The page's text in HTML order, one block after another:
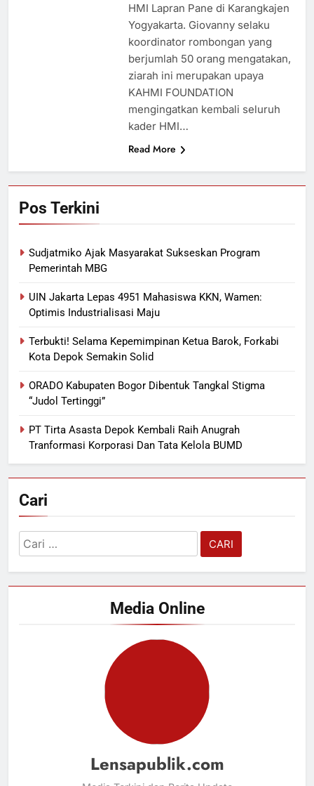
HMI Lapran Pane di Karangkajen
Yogyakarta. Giovanny selaku
koordinator rombongan yang
berjumlah 50 orang mengatakan,
ziarah ini merupakan upaya
KAHMI FOUNDATION
mengingatkan kembali seluruh
kader HMI…
Read More
Pos Terkini
Sudjatmiko Ajak Masyarakat Sukseskan Program
Pemerintah MBG
UIN Jakarta Lepas 4951 Mahasiswa KKN, Wamen:
Optimis Industrialisasi Maju
Terbukti! Selama Kepemimpinan Ketua Barok, Forkabi
Kota Depok Semakin Solid
ORADO Kabupaten Bogor Dibentuk Tangkal Stigma
“Judol Tertinggi”
PT Tirta Asasta Depok Kembali Raih Anugrah
Tranformasi Korporasi Dan Tata Kelola BUMD
Cari
Cari
untuk:
Media Online
Lensapublik.com